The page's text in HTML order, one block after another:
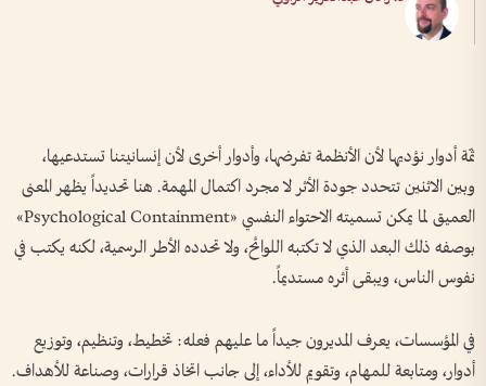
ثمّة أدوار نؤديها لأن الأنظمة تفرضها، وأدوار أخرى لأن إنسانيتنا تستدعيها،
وبين الاثنين تتحدد جودة الأثر لا مجرد اكتمال المهمة. هنا تحديداً يظهر المعنى
العميق لما يمكن تسميته الاحتواء النفسي «Psychological Containment»
بوصفه ذلك البعد الذي لا تكتبه اللوائح، ولا تحدده الأطر الرسمية، لكنه يكتب في
نفوس الناس، ويبقى أثره مستديماً.
في المؤسسات، يعرف المديرون جيداً ما عليهم فعله: تخطيط، وتنظيم، وتوزيع
أدوار، ومتابعة للمهام، وتقويم للأداء، إلى جانب اتخاذ قرارات، وصناعة للأهداف.